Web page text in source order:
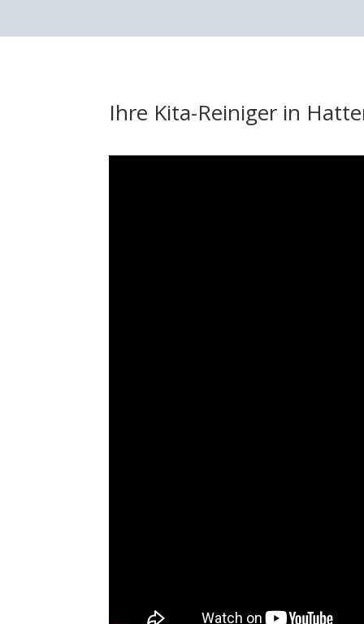
Ihre Kita-Reiniger in